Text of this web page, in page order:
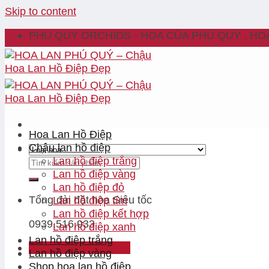
Skip to content
PHU QUY ORCHIDS - HOA CỦA PHÚ QUÝ ,
Tổng đài đặt hoaSiêu tốc
0939.516.933
Đăng nhập / Đăng ký
Hoa Lan Hồ Điệp
Chậu lan hồ điệp
Lan hồ điệp trắng
Lan hồ điệp vàng
Lan hồ điệp đỏ
Lan hồ điệp tím
Lan hồ điệp kết hợp
Lan hồ điệp xanh
Lan hồ điệp trắng
Lan hồ điệp vàng